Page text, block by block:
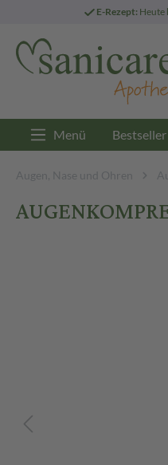
E-Rezept: Heute
Menü Bestseller
Augen, Nase und Ohren